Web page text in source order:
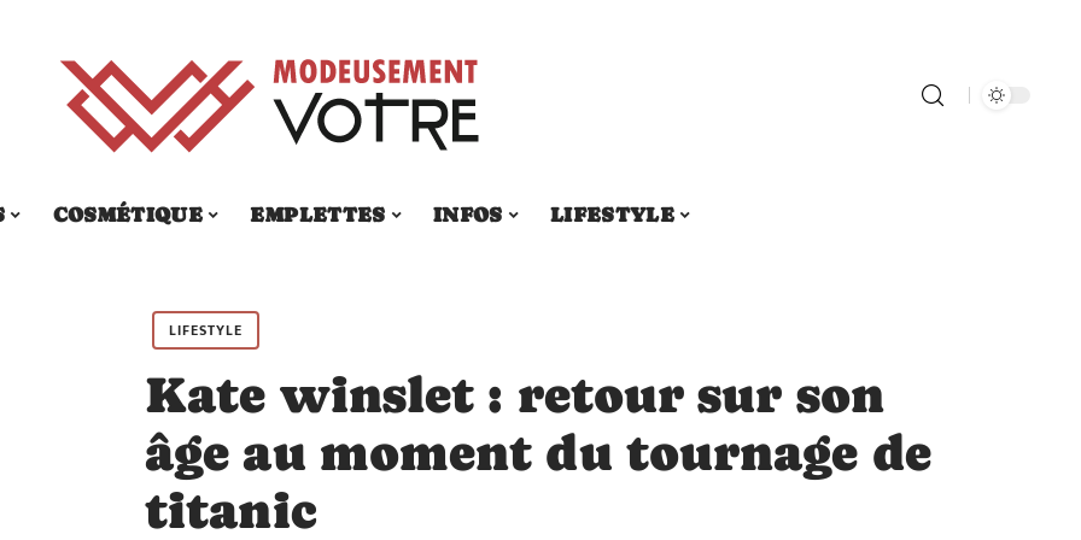
COSMÉTIQUE EMPLETTES INFOS LIFESTYLE
LIFESTYLE
Kate winslet : retour sur son
âge au moment du tournage de
titanic